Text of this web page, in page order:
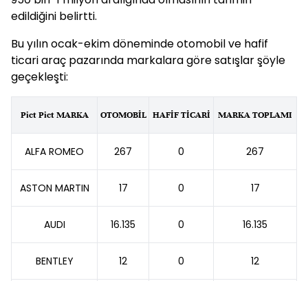
edildiğini belirtti.
Bu yılın ocak-ekim döneminde otomobil ve hafif
ticari araç pazarında markalara göre satışlar şöyle
geçekleşti:
Pict Pict MARKA OTOMOBİL HAFİF TİCARİ MARKA TOPLAMI
ALFA ROMEO 267 0 267
ASTON MARTIN 17 0 17
AUDI 16.135 0 16.135
BENTLEY 12 0 12